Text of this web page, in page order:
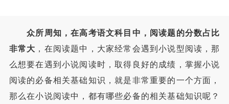
众所周知，在高考语文科目中，阅读题的分数占比
非常大 ，在阅读题中，大家经常会遇到小说型阅读，那
么想要在遇到小说阅读时，取得良好的成绩，掌握小说
阅读的必备相关基础知识，就是非常重要的一个方面，
那么在小说阅读中，都有哪些必备的相关基础知识呢？